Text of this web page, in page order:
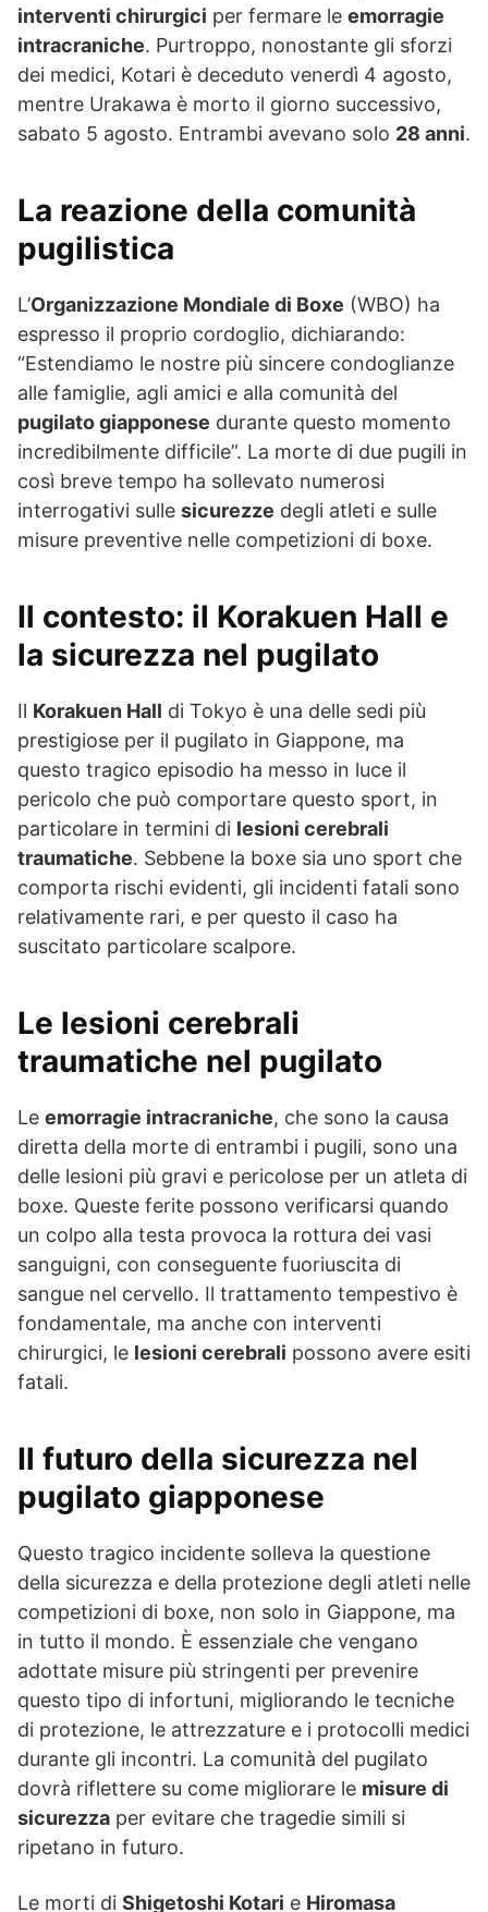
interventi chirurgici per fermare le emorragie
intracraniche. Purtroppo, nonostante gli sforzi
dei medici, Kotari è deceduto venerdì 4 agosto,
mentre Urakawa è morto il giorno successivo,
sabato 5 agosto. Entrambi avevano solo 28 anni.
La reazione della comunità
pugilistica
L’Organizzazione Mondiale di Boxe (WBO) ha
espresso il proprio cordoglio, dichiarando:
“Estendiamo le nostre più sincere condoglianze
alle famiglie, agli amici e alla comunità del
pugilato giapponese durante questo momento
incredibilmente difficile”. La morte di due pugili in
così breve tempo ha sollevato numerosi
interrogativi sulle sicurezze degli atleti e sulle
misure preventive nelle competizioni di boxe.
Il contesto: il Korakuen Hall e
la sicurezza nel pugilato
Il Korakuen Hall di Tokyo è una delle sedi più
prestigiose per il pugilato in Giappone, ma
questo tragico episodio ha messo in luce il
pericolo che può comportare questo sport, in
particolare in termini di lesioni cerebrali
traumatiche. Sebbene la boxe sia uno sport che
comporta rischi evidenti, gli incidenti fatali sono
relativamente rari, e per questo il caso ha
suscitato particolare scalpore.
Le lesioni cerebrali
traumatiche nel pugilato
Le emorragie intracraniche, che sono la causa
diretta della morte di entrambi i pugili, sono una
delle lesioni più gravi e pericolose per un atleta di
boxe. Queste ferite possono verificarsi quando
un colpo alla testa provoca la rottura dei vasi
sanguigni, con conseguente fuoriuscita di
sangue nel cervello. Il trattamento tempestivo è
fondamentale, ma anche con interventi
chirurgici, le lesioni cerebrali possono avere esiti
fatali.
Il futuro della sicurezza nel
pugilato giapponese
Questo tragico incidente solleva la questione
della sicurezza e della protezione degli atleti nelle
competizioni di boxe, non solo in Giappone, ma
in tutto il mondo. È essenziale che vengano
adottate misure più stringenti per prevenire
questo tipo di infortuni, migliorando le tecniche
di protezione, le attrezzature e i protocolli medici
durante gli incontri. La comunità del pugilato
dovrà riflettere su come migliorare le misure di
sicurezza per evitare che tragedie simili si
ripetano in futuro.
Le morti di Shigetoshi Kotari e Hiromasa